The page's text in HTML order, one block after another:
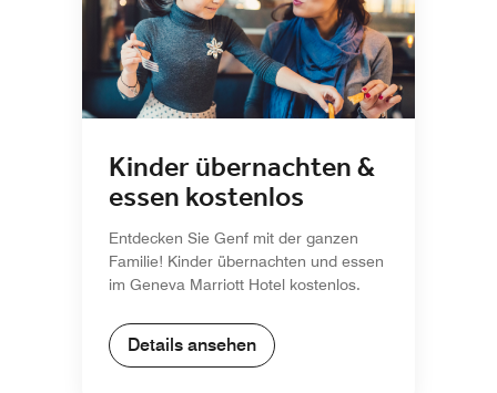
Kinder übernachten &
essen kostenlos
Entdecken Sie Genf mit der ganzen
Familie! Kinder übernachten und essen
im Geneva Marriott Hotel kostenlos.
Details ansehen